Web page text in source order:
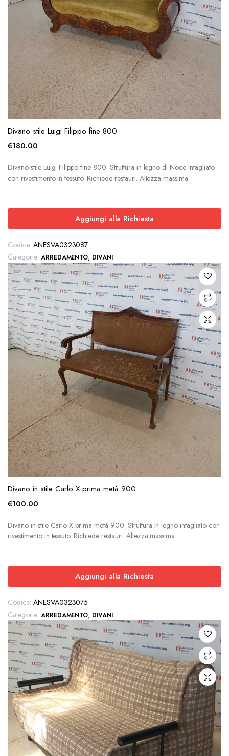
Divano stile Luigi Filippo fine 800
€180.00
Divano stile Luigi Filippo fine 800. Struttura in legno di Noce intagliato
con rivestimento in tessuto. Richiede restauri. Altezza massima
Aggiungi alla Richiesta
Codice: ANESVA0323087
Categorie: ARREDAMENTO, DIVANI
Divano in stile Carlo X prima metà 900
€100.00
Divano in stile Carlo X prima metà 900. Struttura in legno intagliato con
rivestimento in tessuto. Richiede restauri. Altezza massima
Aggiungi alla Richiesta
Codice: ANESVA0323075
Categorie: ARREDAMENTO, DIVANI